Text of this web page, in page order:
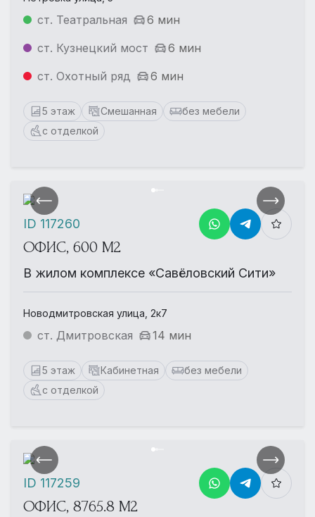
ст. Театральная
6 мин
ст. Кузнецкий мост
6 мин
ст. Охотный ряд
6 мин
5 этаж Смешанная
без мебели
с отделкой
ОФИС, 600 М2
В жилом комплексе «Савёловский Сити»
Новодмитровская улица, 2к7
ст. Дмитровская 14 мин
5 этаж Кабинетная
без мебели
с отделкой
ID 117260
ОФИС, 8765.8 М2
ID 117259